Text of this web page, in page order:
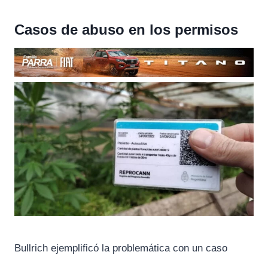
Casos de abuso en los permisos
Bullrich ejemplificó la problemática con un caso